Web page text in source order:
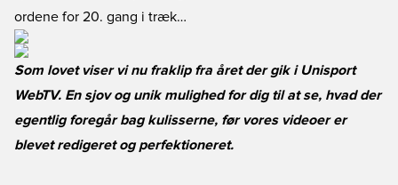
ordene for 20. gang i træk…
Som lovet viser vi nu fraklip fra året der gik i Unisport
WebTV. En sjov og unik mulighed for dig til at se, hvad der
egentlig foregår bag kulisserne, før vores videoer er
blevet redigeret og perfektioneret.